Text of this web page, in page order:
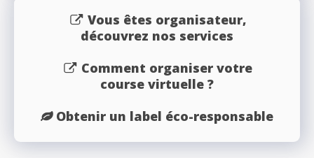
Vous êtes organisateur,
découvrez nos services
Comment organiser votre
course virtuelle ?
Obtenir un label éco-responsable